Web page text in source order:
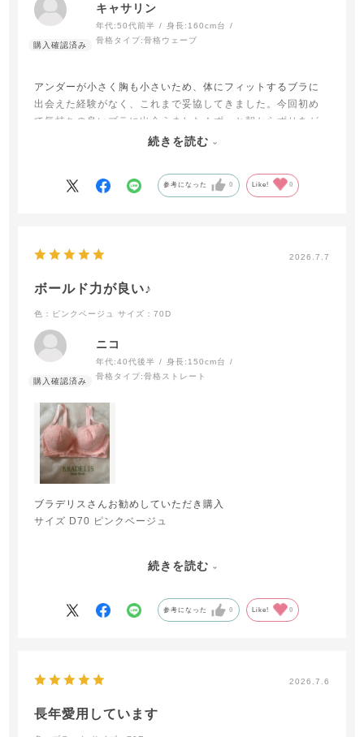
キャサリン
年代:50代前半 身長: 160cm台
骨格タイプ:骨格ウェーブ
アンダーが小さく胸も小さいため、体にフィットするブラに
出会えた経験がなく、これまで妥協してきました。今回初め
て気持ちの良いブラに出会えました！ずっと朝からずりあが
らず快適なのは初めてです。着け心地もバストの寄せ上げも
続きを読む
参考になった 0 Like! 0
2026.7.7
ボールド力が良い♪
色：ピンクベージュ サイズ：70D
ニコ
年代:40代後半 身長: 150cm台
骨格タイプ:骨格ストレート
ブラデリスさんお勧めしていただき購入
サイズ D70 ピンクベージュ
動いてもズレにくいです
つけた時にバストの位置も上がり
色も派手すぎずシンプル可愛いです♡
続きを読む
参考になった 0 Like! 0
2026.7.6
長年愛用しています